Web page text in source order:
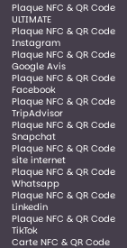
Plaque NFC & QR Code
ULTIMATE
Plaque NFC & QR Code
Instagram
Plaque NFC & QR Code
Google Avis
Plaque NFC & QR Code
Facebook
Plaque NFC & QR Code
TripAdvisor
Plaque NFC & QR Code
Snapchat
Plaque NFC & QR Code
site internet
Plaque NFC & QR Code
Whatsapp
Plaque NFC & QR Code
Linkedin
Plaque NFC & QR Code
TikTok
Carte NFC & QR Code